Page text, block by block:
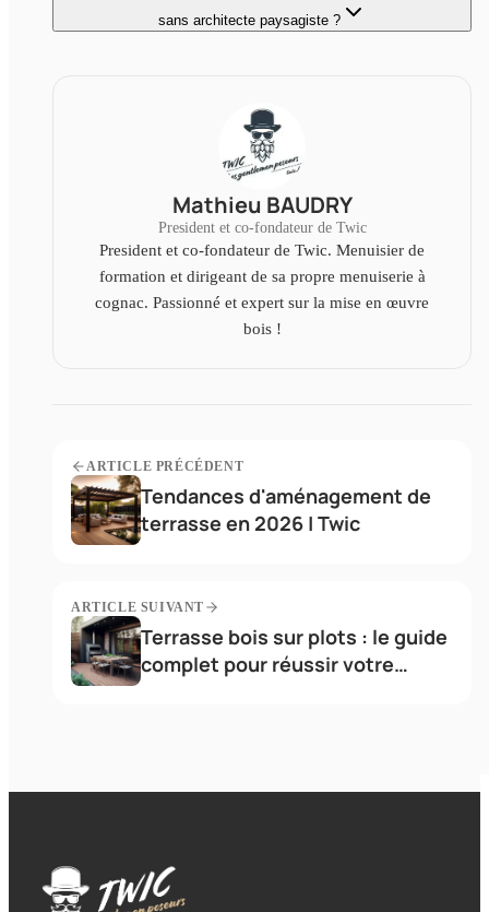
sans architecte paysagiste ?
Mathieu BAUDRY
President et co-fondateur de Twic
President et co-fondateur de Twic. Menuisier de
formation et dirigeant de sa propre menuiserie à
cognac. Passionné et expert sur la mise en œuvre
bois !
ARTICLE PRÉCÉDENT
Tendances d'aménagement de
terrasse en 2026 | Twic
ARTICLE SUIVANT
Terrasse bois sur plots : le guide
complet pour réussir votre